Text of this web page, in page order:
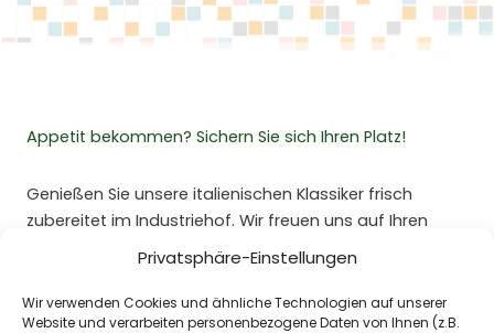
Privatsphäre-Einstellungen
Wir verwenden Cookies und ähnliche Technologien auf unserer
Website und verarbeiten personenbezogene Daten von Ihnen (z.B.
Appetit bekommen? Sichern Sie sich Ihren Platz!
Genießen Sie unsere italienischen Klassiker frisch
zubereitet im Industriehof. Wir freuen uns auf Ihren
JETZT TISCH RESERVIEREN